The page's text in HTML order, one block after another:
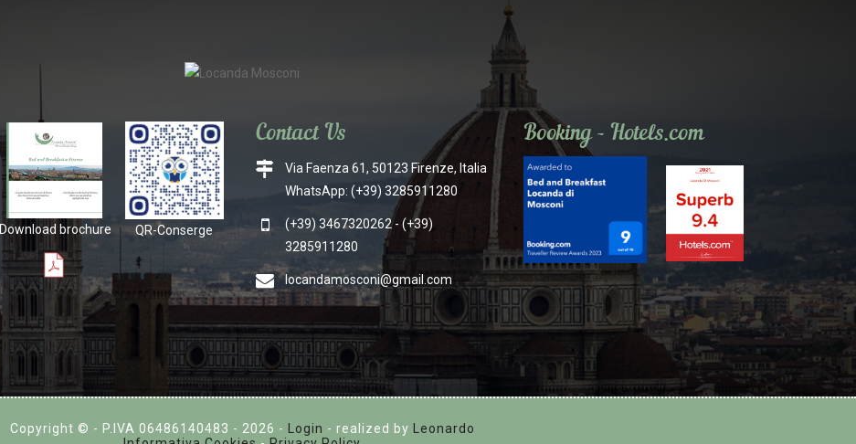
Download brochure QR-Conserge
Contact Us
Via Faenza 61, 50123 Firenze, Italia
WhatsApp: (+39) 3285911280
(+39) 3467320262 - (+39)
3285911280
locandamosconi@gmail.com
Booking - Hotels.com
Copyright © - P.IVA 06486140483 - 2026 - Login - realized by
Leonardo